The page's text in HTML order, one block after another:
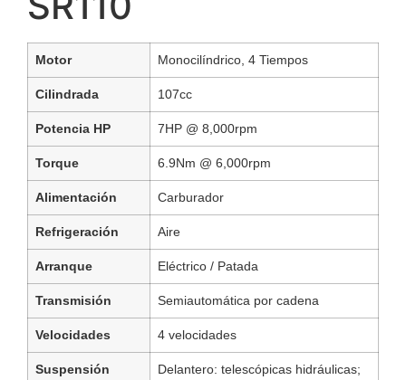
Motor Monocilíndrico, 4 Tiempos
Cilindrada 107cc
Potencia HP 7HP @ 8,000rpm
Torque 6.9Nm @ 6,000rpm
Alimentación Carburador
Refrigeración Aire
Arranque Eléctrico / Patada
Transmisión Semiautomática por cadena
Velocidades 4 velocidades
Suspensión
Delantero: telescópicas hidráulicas;